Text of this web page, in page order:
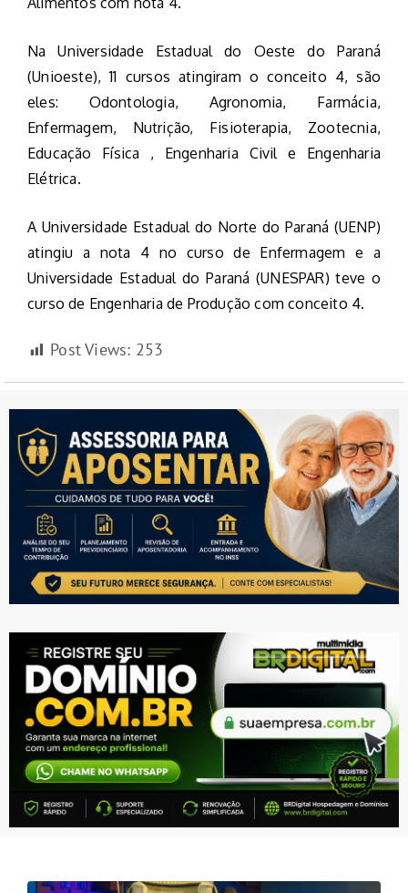
Na Universidade Estadual do Oeste do Paraná
(Unioeste), 11 cursos atingiram o conceito 4, são
eles: Odontologia, Agronomia, Farmácia,
Enfermagem, Nutrição, Fisioterapia, Zootecnia,
Educação Física , Engenharia Civil e Engenharia
Elétrica.
A Universidade Estadual do Norte do Paraná (UENP)
atingiu a nota 4 no curso de Enfermagem e a
Universidade Estadual do Paraná (UNESPAR) teve o
curso de Engenharia de Produção com conceito 4.
Post Views: 253